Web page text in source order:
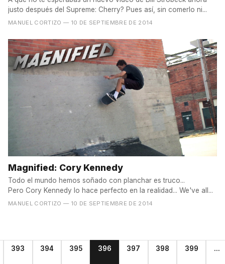
justo después del Supreme: Cherry? Pues así, sin comerlo ni...
MANUEL CORTIZO — 10 DE SEPTIEMBRE DE 2014
Magnified: Cory Kennedy
Todo el mundo hemos soñado con planchar es truco...
Pero Cory Kennedy lo hace perfecto en la realidad... We've all...
MANUEL CORTIZO — 10 DE SEPTIEMBRE DE 2014
393 394 395 396 397 398 399 ...